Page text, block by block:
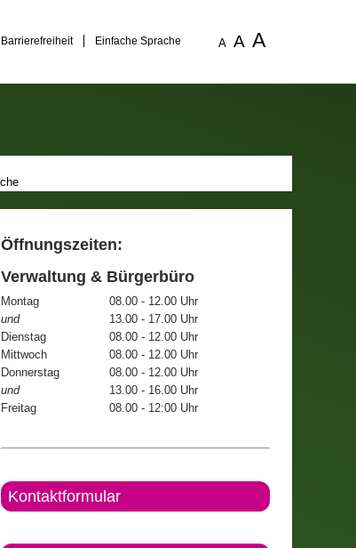
Barrierefreiheit Einfache Sprache A A A
Öffnungszeiten:
Verwaltung & Bürgerbüro
Montag
08.00 - 12.00 Uhr
und
13.00 - 17.00 Uhr
Dienstag
08.00 - 12.00 Uhr
Mittwoch
08.00 - 12.00 Uhr
Donnerstag
08.00 - 12.00 Uhr
und
13.00 - 16.00 Uhr
Freitag
08.00 - 12:00 Uhr
Kontaktformular